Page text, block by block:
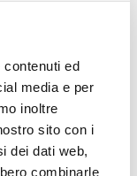
ed
media e per
inoltre
sito con i
dei dati web,
combinarle
E